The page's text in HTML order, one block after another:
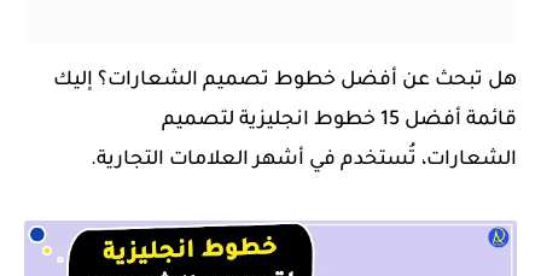
هل تبحث عن أفضل خطوط تصميم الشعارات؟ إليك
قائمة أفضل 15 خطوط انجليزية لتصميم
الشعارات، تُستخدم في أشهر العلامات التجارية.